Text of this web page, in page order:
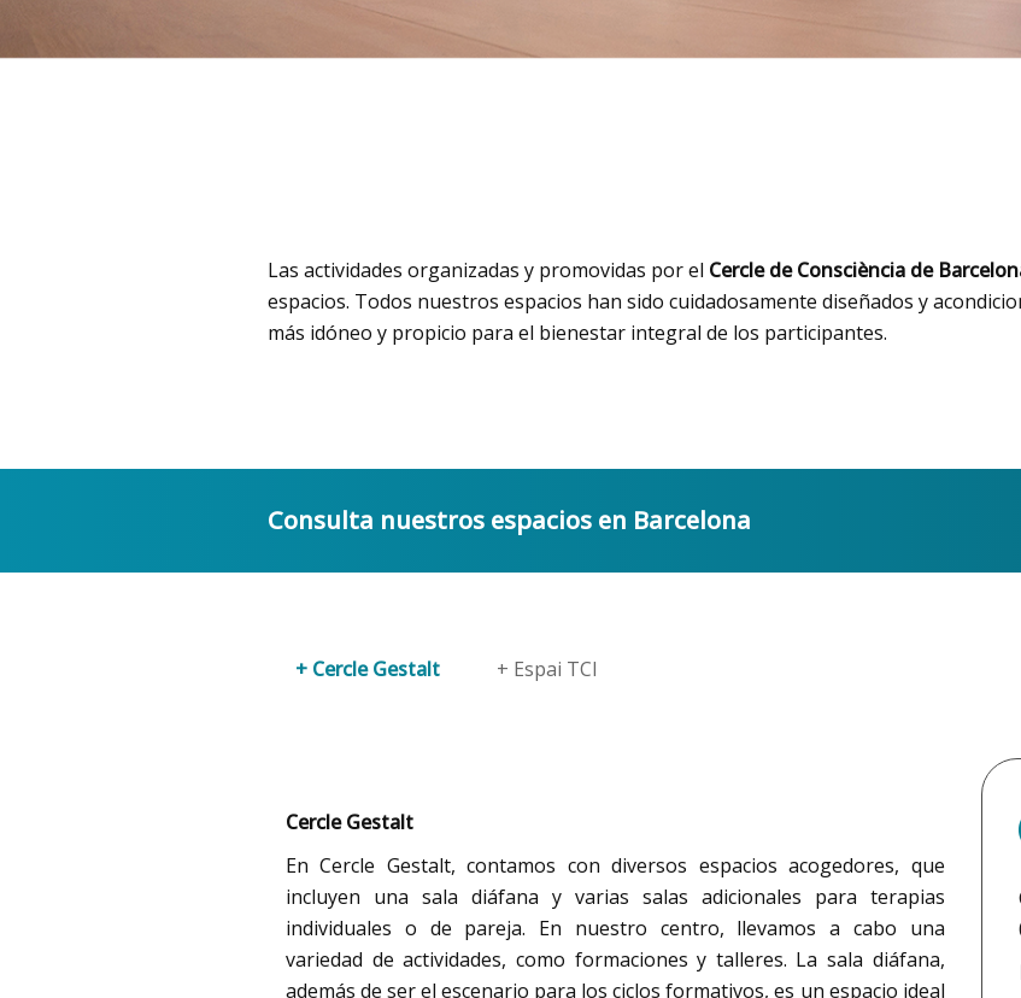
Las actividades organizadas y promovidas por el Cercle de Consciència de
espacios. Todos nuestros espacios han sido cuidadosamente diseñados y
más idóneo y propicio para el bienestar integral de los participantes.
Consulta nuestros espacios en Barcelona
+ Cercle Gestalt + Espai TCI
Cercle Gestalt
En Cercle Gestalt, contamos con diversos espacios acogedores, que
incluyen una sala diáfana y varias salas adicionales para terapias
individuales o de pareja. En nuestro centro, llevamos a cabo una
variedad de actividades, como formaciones y talleres. La sala diáfana,
además de ser el escenario para los ciclos formativos, es un espacio ideal